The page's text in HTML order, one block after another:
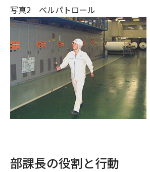
写真2 ベルパトロール
部課長の役割と行動